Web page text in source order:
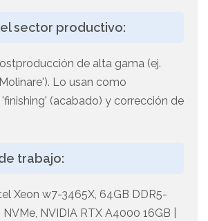
sector productivo:
de alta gama (ej.
Lo usan como
(acabado) y corrección de
trabajo:
Xeon w7-3465X, 64GB DDR5-
NVIDIA RTX A4000 16GB |